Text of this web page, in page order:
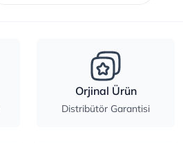
Orjinal Ürün
Distribütör Garantisi